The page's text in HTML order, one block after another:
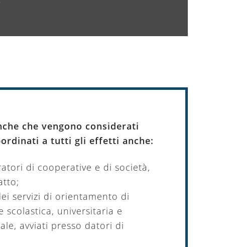
che vengono considerati
a tutti gli effetti anche:
di cooperative e di società,
servizi di orientamento di
scolastica, universitaria e
avviati presso datori di